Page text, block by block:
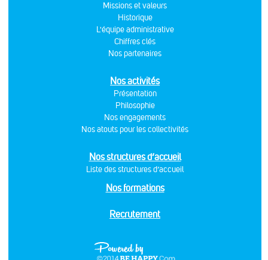
Missions et valeurs
Historique
L'équipe administrative
Chiffres clés
Nos partenaires
Nos activités
Présentation
Philosophie
Nos engagements
Nos atouts pour les collectivités
Nos structures d’accueil
Liste des structures d’accueil
Nos formations
Recrutement